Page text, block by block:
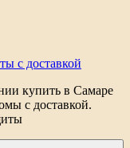
с доставкой
купить в Самаре
с доставкой.